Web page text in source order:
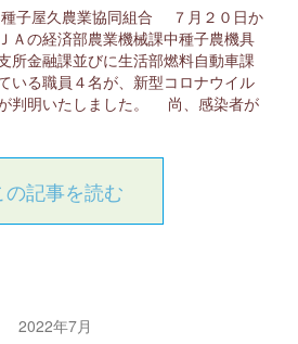
子屋久農業協同組合 ７月２０日か
Ａの経済部農業機械課中種子農機具
所金融課並びに生活部燃料自動車課
いる職員４名が、新型コロナウイル
判明いたしました。 尚、感染者が
の記事を読む
2022年7月